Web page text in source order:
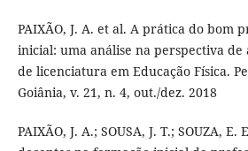
PAIXÃO, J. A. et al. A prática do bom
inicial: uma análise na perspectiva de
de licenciatura em Educação Física.
Goiânia, v. 21, n. 4, out./dez. 2018
PAIXÃO, J. A.; SOUSA, J. T.; SOUZA, E.